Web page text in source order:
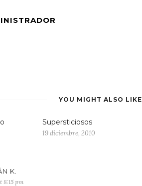
YOU MIGHT ALSO LIKE
Supersticiosos
19 diciembre, 2010
K.
8:15 pm